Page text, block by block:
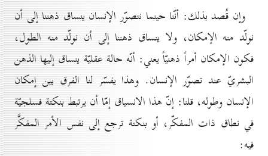
وإن قُصد بذلك: أنّنا حينما نتصوّر الإنسان ينساق ذهننا إلى أن
نولّد منه الإمكان، ولا ينساق ذهننا إلى أن نولّد منه الطول،
فكون الإمكان أمراً ذهنيّاً يعني: أنّه حالة عقليّة ينساق إليها الذهن
البشريّ عند تصوّر الإنسان. وهذا يفسّر لنا الفرق بين إمكان
الإنسان وطوله، قلنا: إنّ هذا الانسياق إمّا أن يرتبط بنكتة فسلجيّة
في نطاق ذات المفكّر، أو بنكتة ترجع إلى نفس الأمر المفكَّر
فيه: